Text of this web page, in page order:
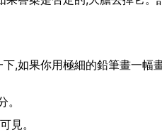
,如果你用極細的鉛筆畫一
見。